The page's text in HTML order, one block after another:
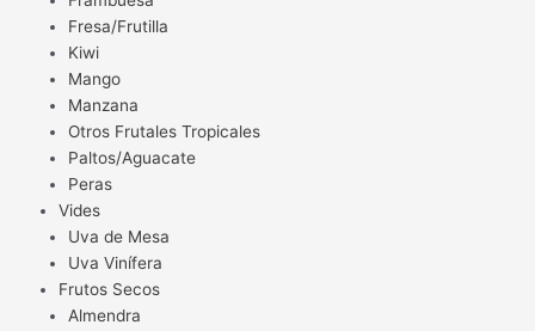
Fresa/Frutilla
Kiwi
Mango
Manzana
Otros Frutales Tropicales
Paltos/Aguacate
Peras
Vides
Uva de Mesa
Uva Vinífera
Frutos Secos
Almendra